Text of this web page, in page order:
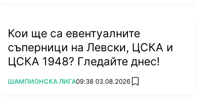
Кои ще са евентуалните
съперници на Левски, ЦСКА и
ЦСКА 1948? Гледайте днес!
ПОВЕЧЕ ОТ
ШАМПИОНСКА ЛИГА09:38 03.08.2026 add favorites